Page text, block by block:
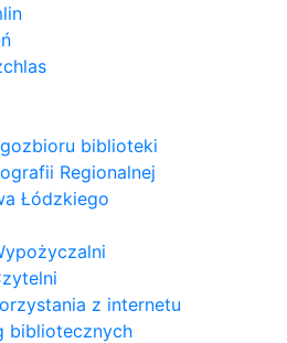
biblioteki
Regionalnej
Łódzkiego
z internetu
bibliotecznych